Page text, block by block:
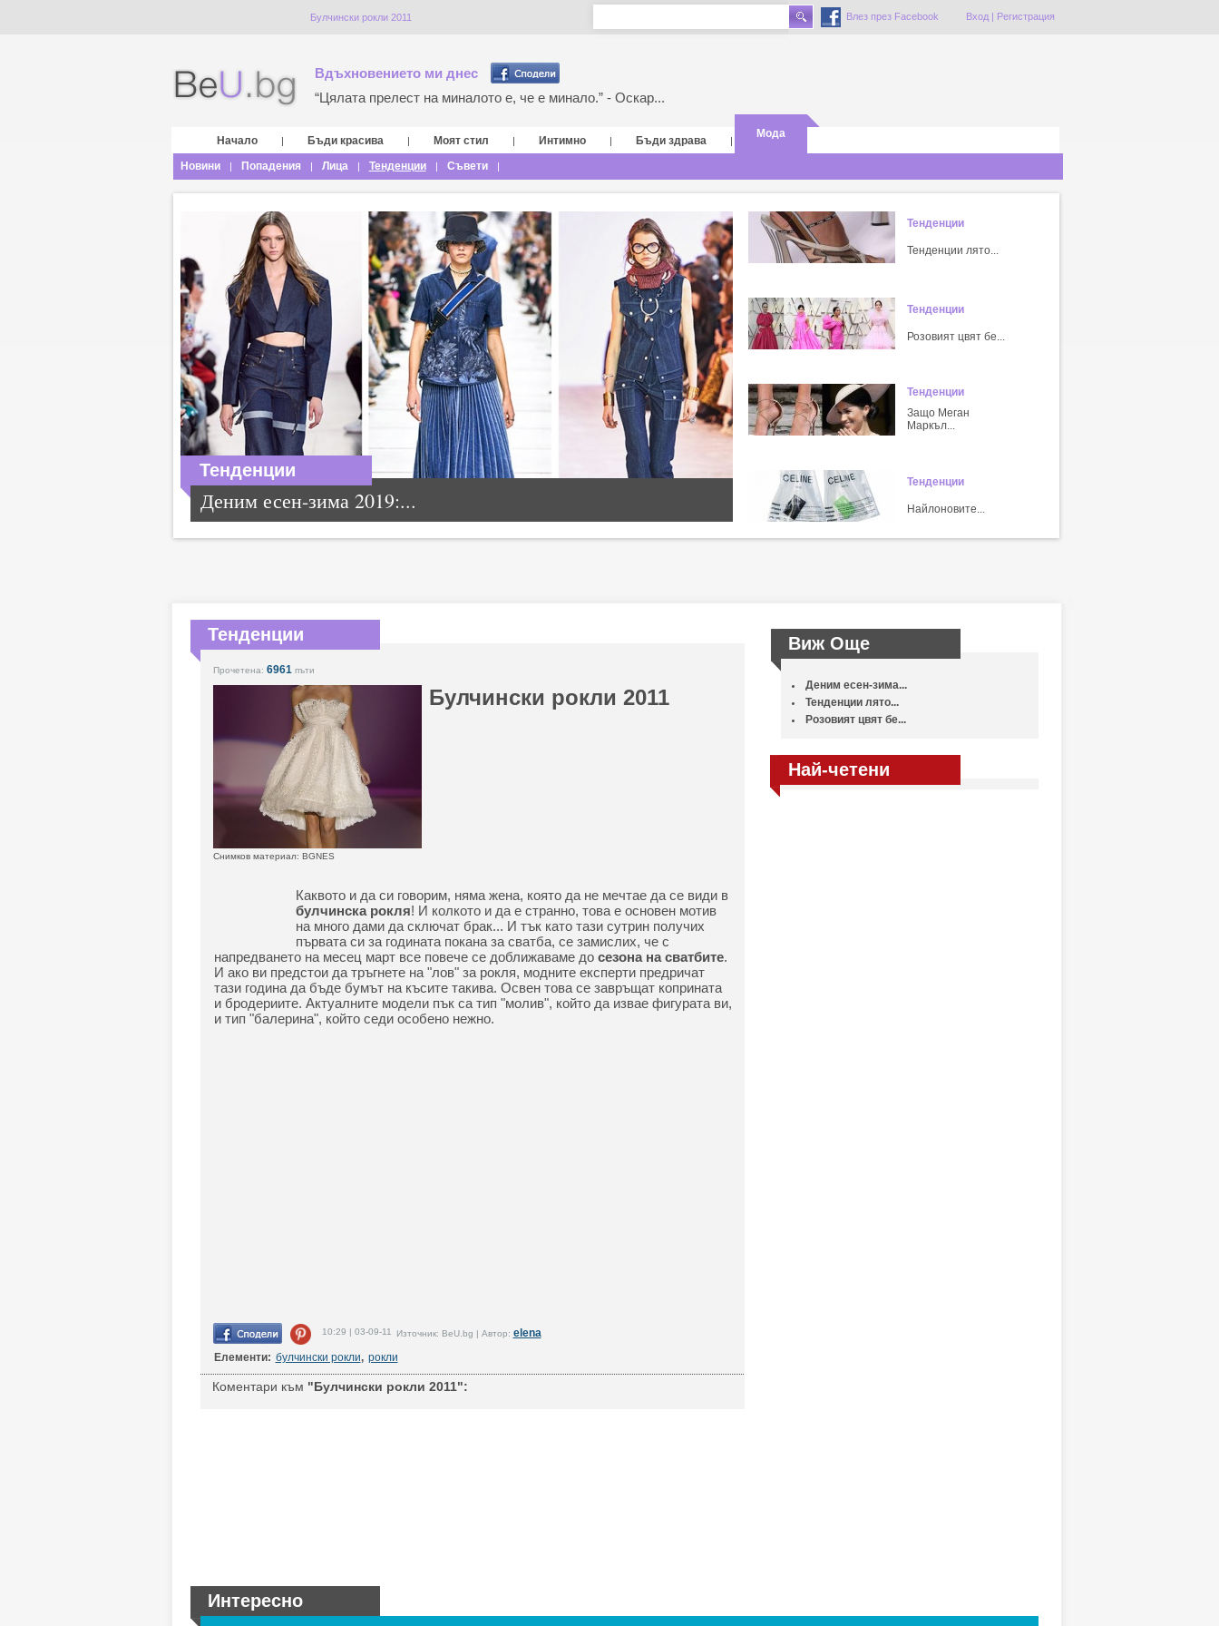
Булчински рокли 2011 Влез през Facebook Вход| Регистрация
Вдъхновението ми днес
“Цялата прелест на миналото е, че е минало.” - Оскар...
Начало | Бъди красива | Моят стил | Интимно | Бъди здрава |
Мода
Новини | Попадения | Лица | Тенденции | Съвети |
Тенденции
Деним есен-зима 2019:...
Тенденции
Тенденции лято...
Тенденции
Розовият цвят бе...
Тенденции
Защо Меган
Маркъл...
Тенденции
Найлоновите...
Тенденции
Прочетена: 6961 пъти
Булчински рокли 2011
Снимков материал: BGNES
Каквото и да си говорим, няма жена, която да не мечтае да се види в
булчинска рокля! И колкото и да е странно, това е основен мотив
на много дами да сключат брак... И тък като тази сутрин получих
първата си за годината покана за сватба, се замислих, че с
напредването на месец март все повече се доближаваме до сезона на сватбите.
И ако ви предстои да тръгнете на "лов" за рокля, модните експерти предричат
тази година да бъде бумът на късите такива. Освен това се завръщат коприната
и бродериите. Актуалните модели пък са тип "молив", който да извае фигурата ви,
и тип "балерина", който седи особено нежно.
10:29 | 03-09-11 Източник: BeU.bg | Автор: elena
Елементи: булчински рокли, рокли
Коментари към "Булчински рокли 2011":
Виж Още
Деним есен-зима...
Тенденции лято...
Розовият цвят бе...
Най-четени
Интересно